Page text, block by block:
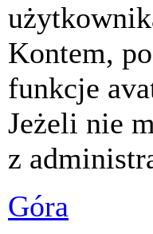
Kontem,
funkcje
Jeżeli nie
z
Góra